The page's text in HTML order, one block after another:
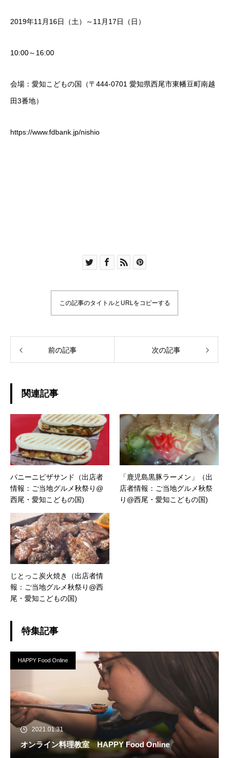
2019年11月16日（土）～11月17日（日）
10:00～16:00
会場：愛知こどもの国（〒444-0701 愛知県西尾市東幡豆町南越
田3番地）
https://www.fdbank.jp/nishio
この記事のタイトルとURLをコピーする
前の記事 次の記事
関連記事
パニーニピザサンド（出店者
情報：ご当地グルメ秋祭り@
西尾・愛知こどもの国)
「鹿児島黒豚ラーメン」（出
店者情報：ご当地グルメ秋祭
り@西尾・愛知こどもの国)
じとっこ炭火焼き（出店者情
報：ご当地グルメ秋祭り@西
尾・愛知こどもの国)
特集記事
HAPPY Food Online
2021.01.31
オンライン料理教室 HAPPY Food Online